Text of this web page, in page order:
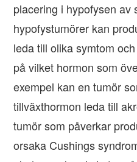
placering i hypofysen av
hypofystumörer kan
leda till olika symtom
på vilket hormon som
exempel kan en tumör
tillväxthormon leda till
tumör som påverkar
orsaka Cushings